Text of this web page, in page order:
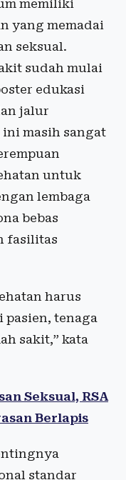
memiliki
yang memadai
seksual.
sudah mulai
edukasi
jalur
masih sangat
untuk
lembaga
bebas
fasilitas
harus
pasien, tenaga
sakit,” kata
Seksual, RSA
Berlapis
standar